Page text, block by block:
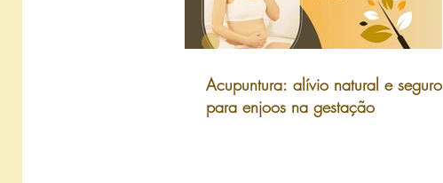
Acupuntura: alívio natural e seguro
para enjoos na gestação